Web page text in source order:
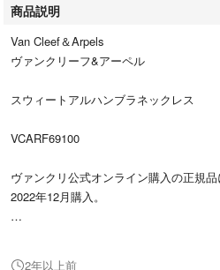
商品説明
Van Cleef＆Arpels
ヴァンクリーフ&アーペル
スウィートアルハンブラネックレス
VCARF69100
ヴァンクリ公式オンライン購入の正規品
2022年12月購入。
2年以上前